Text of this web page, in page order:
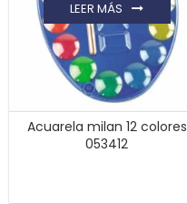
Acuarela milan 12 colores
053412
LEER MÁS